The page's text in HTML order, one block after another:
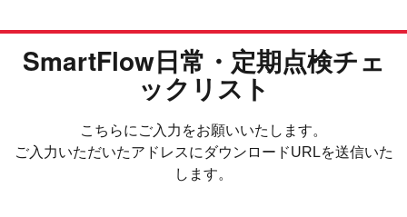
SmartFlow日常・定期点検チェ
ックリスト
こちらにご入力をお願いいたします。
ご入力いただいたアドレスにダウンロードURLを送信いた
します。